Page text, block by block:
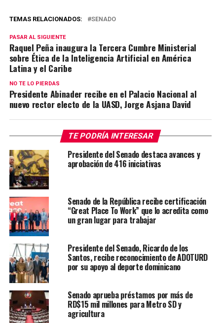
TEMAS RELACIONADOS: SENADO
PASAR AL SIGUIENTE
Raquel Peña inaugura la Tercera Cumbre Ministerial
sobre Ética de la Inteligencia Artificial en América
Latina y el Caribe
NO TE LO PIERDAS
Presidente Abinader recibe en el Palacio Nacional al
nuevo rector electo de la UASD, Jorge Asjana David
TE PODRÍA INTERESAR
Presidente del Senado destaca avances y
aprobación de 416 iniciativas
Senado de la República recibe certificación
“Great Place To Work” que lo acredita como
un gran lugar para trabajar
Presidente del Senado, Ricardo de los
Santos, recibe reconocimiento de ADOTURD
por su apoyo al deporte dominicano
Senado aprueba préstamos por más de
RD$15 mil millones para Metro SD y
agricultura